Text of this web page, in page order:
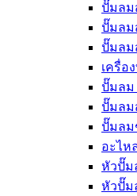
ปั๊มลม
ปั๊มลม
ปั๊มลม
เครื่อ
ปั๊มลม
ปั๊มลม
ปั๊มลม
อะไห
หัวปั๊ม
หัวปั๊ม